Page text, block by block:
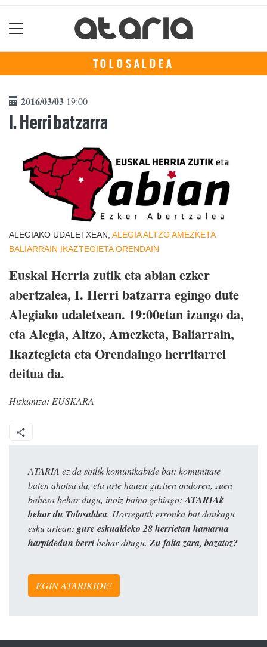
TOLOSALDEA
2016/03/03 19:00
I. Herri batzarra
ALEGIAKO UDALETXEAN, ALEGIAALTZOAMEZKETA
BALIARRAIN IKAZTEGIETA ORENDAIN
Euskal Herria zutik eta abian ezker
abertzalea, I. Herri batzarra egingo dute
Alegiako udaletxean. 19:00etan izango da,
eta Alegia, Altzo, Amezketa, Baliarrain,
Ikaztegieta eta Orendaingo herritarrei
deitua da.
Hizkuntza: EUSKARA
ATARIA ez da soilik komunikabide bat: komunitate
baten ahotsa da, eta urte hauen guztien ondoren, zuen
babesa behar dugu, inoiz baino gehiago: ATARIAk
behar du Tolosaldea. Horregatik erronka bat daukagu
esku artean: gure eskualdeko 28 herrietan hamarna
harpidedun berribehar ditugu. Zu falta zara, bazatoz?
EGIN ATARIKIDE!